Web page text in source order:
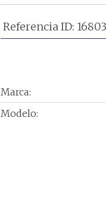
Referencia ID:
Marca:
Modelo: